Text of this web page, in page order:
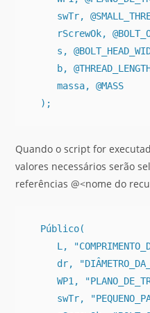
     massa, @MASS
Quando o script for
valores necessários serão
referências @<nome do
     WP1, "PLANO_DE_TRABALHO_1",